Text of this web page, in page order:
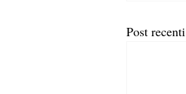
Post recenti